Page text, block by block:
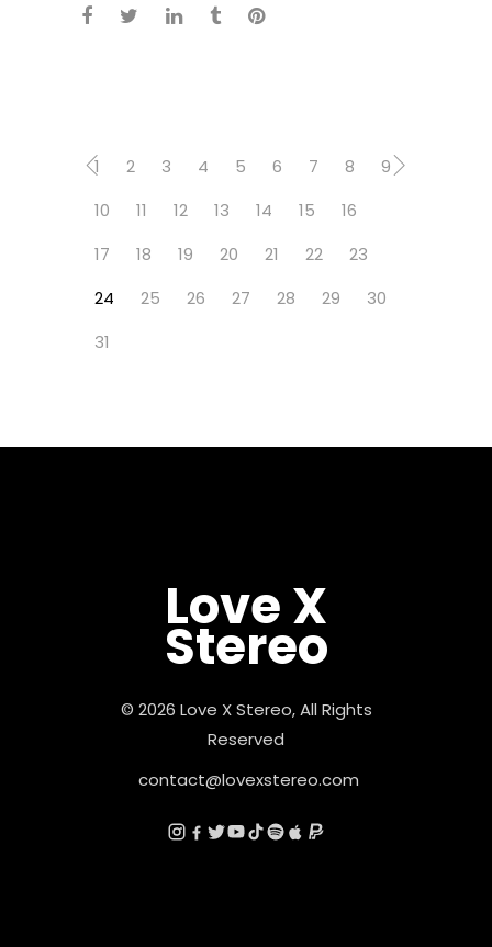
1 2 3 4 5 6 7 8
9
10
11 12 13 14 15
16
17
18 19 20 21 22
23
24
25 26 27 28 29
30
31
Love X
Stereo
© 2026 Love X Stereo, All Rights
Reserved
contact@lovexstereo.com